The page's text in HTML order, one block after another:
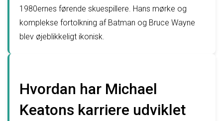
1980ernes førende skuespillere. Hans mørke og
komplekse fortolkning af Batman og Bruce Wayne
blev øjeblikkeligt ikonisk.
Hvordan har Michael
Keatons karriere udviklet